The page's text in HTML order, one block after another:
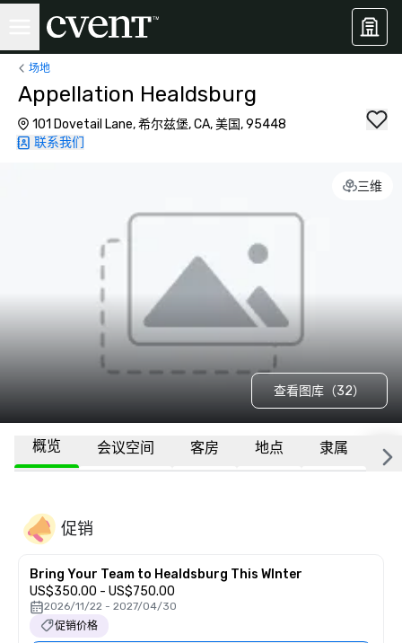
场地
Appellation Healdsburg
101 Dovetail Lane, 希尔兹堡, CA, 美国, 95448
联系我们
三维
查看图库（32）
概览 会议空间 客房 地点 隶属 更
促销
Bring Your Team to Healdsburg This WInter
US$350.00 - US$750.00
2026/11/22 - 2027/04/30
促销价格